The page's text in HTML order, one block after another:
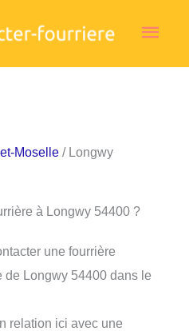
Moselle / Longwy
à Longwy 54400 ?
une fourrière
de Longwy 54400 dans le
relation ici avec une